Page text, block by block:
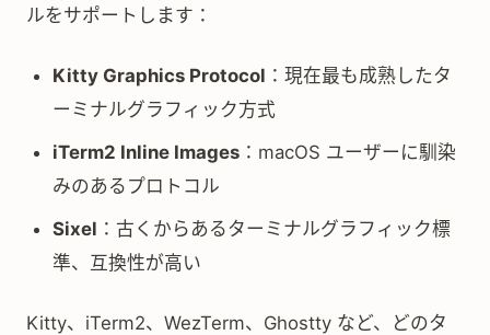
ルをサポートします：
Kitty Graphics Protocol ：現在最も成熟したタ
ーミナルグラフィック方式
iTerm2 Inline Images ：macOS ユーザーに馴染
みのあるプロトコル
Sixel ：古くからあるターミナルグラフィック標
準、互換性が高い
Kitty、iTerm2、WezTerm、Ghostty など、どのタ